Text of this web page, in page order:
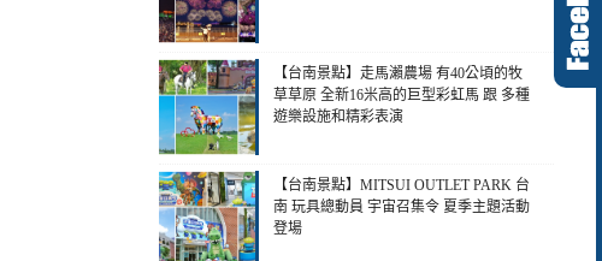
【台南景點】走馬瀨農場 有40公頃的牧
草草原 全新16米高的巨型彩虹馬 跟 多種
遊樂設施和精彩表演
【台南景點】MITSUI OUTLET PARK 台
南 玩具總動員 宇宙召集令 夏季主題活動
登場